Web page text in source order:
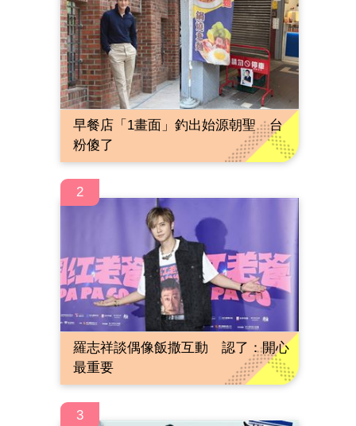
早餐店「1畫面」釣出始源朝聖 台
粉傻了
2
羅志祥談偶像飯撒互動 認了：開心
最重要
3